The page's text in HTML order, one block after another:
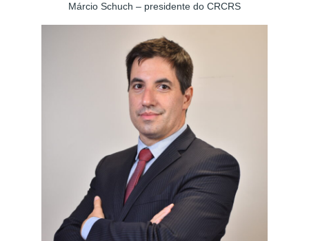
Márcio Schuch – presidente do CRCRS